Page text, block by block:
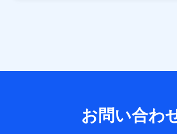
品の名称・購入場所・決済に関する情報
当社または株式会社NTTドコモ・フィナ
提供する保険関連サービスに関して取得
お問い合わ